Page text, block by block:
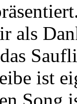
als
ist